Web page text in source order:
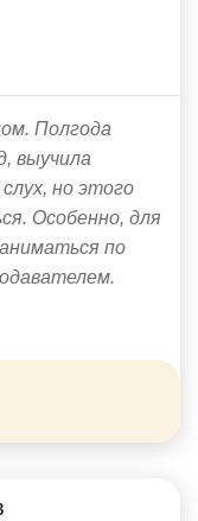
Полгода
выучила
но этого
Особенно, для
по